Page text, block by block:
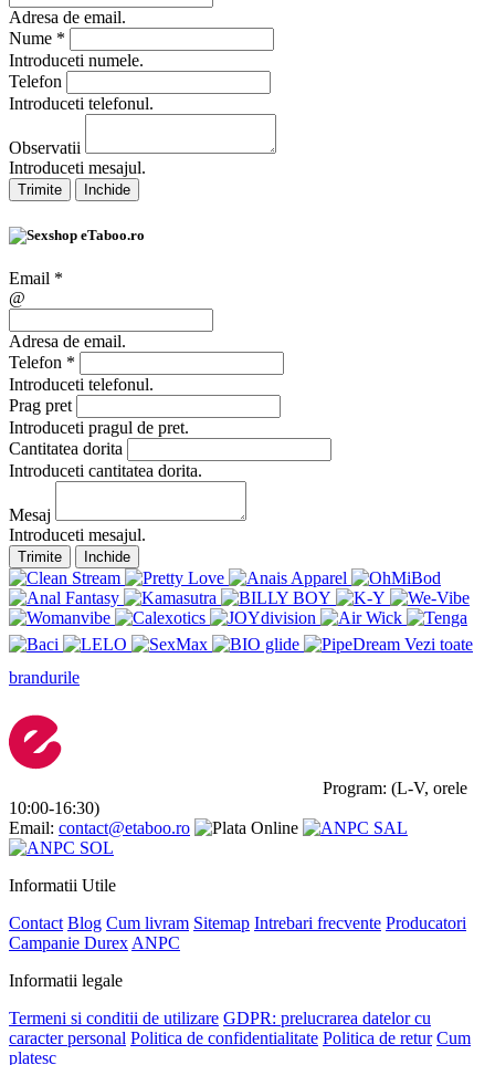
Adresa de email.
Nume *
Introduceti numele.
Telefon
Introduceti telefonul.
Observatii
Introduceti mesajul.
Trimite Inchide
Email *
@
Adresa de email.
Telefon *
Introduceti telefonul.
Prag pret
Introduceti pragul de pret.
Cantitatea dorita
Introduceti cantitatea dorita.
Mesaj
Introduceti mesajul.
Trimite Inchide
Vezi toate
brandurile
Program: (L-V, orele
10:00-16:30)
Email: contact@etaboo.ro
Informatii Utile
Contact Blog Cum livram Sitemap Intrebari frecvente Producatori
Campanie Durex ANPC
Informatii legale
Termeni si conditii de utilizare GDPR: prelucrarea datelor cu
caracter personal Politica de confidentialitate Politica de retur Cum
platesc